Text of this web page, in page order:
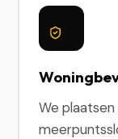
We plaatsen